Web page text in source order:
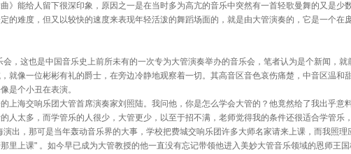
给人留下很深印象，原因之一是在当时多为高亢的音乐中突然有一首轻歌曼舞的又是少
的难度，但又以较快的速度来表现年轻活泼的舞蹈场面的，就是由大管演奏的，它是一个在
这也是中国音乐史上前所未有的一次专为大管演奏举办的音乐会，笔者认为是个新闻，就
就像一位彬彬有礼的爵士，在旁边冷静地观察着一切。其高音区音色哀伤痛楚，中音区温和
是个小丑在表演。
交响乐团大管首席演奏家刘照陆。我问他，你是怎么学会大管的？他竟然给了我出乎意
人太多，而学管乐的人很少，大管更少，以至于招不满，老师觉得我的条件还很适合学管乐
出，那可是当年轰动音乐界的大事，学校把费城交响乐团许多大师名家请来上课，而我照
里上课" 。如今早已成为大管教授的他一直没有忘记带领他进入美妙大管音乐领域的恩师王国